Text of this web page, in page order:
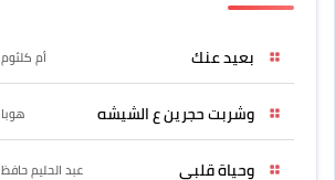
بعيد عنك أم كلثوم
وشربت حجرين ع الشيشه هوبا
وحياة قلبي عبد الحليم حافظ